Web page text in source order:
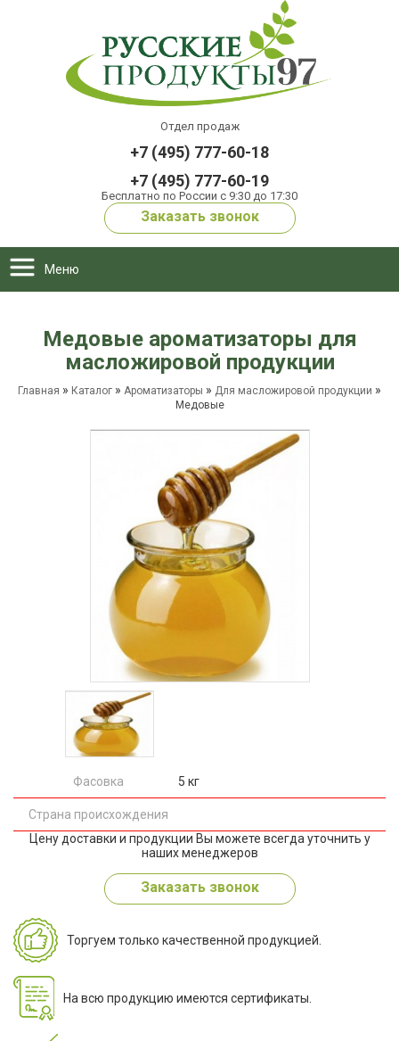
Отдел продаж
+7 (495) 777-60-18
+7 (495) 777-60-19
Бесплатно по России с 9:30 до 17:30
Заказать звонок
Меню
Медовые ароматизаторы для
масложировой продукции
Главная » Каталог » Ароматизаторы » Для масложировой продукции »
Медовые
Фасовка 5 кг
Страна происхождения
Цену доставки и продукции Вы можете всегда уточнить у
наших менеджеров
Заказать звонок
Торгуем только качественной продукцией.
На всю продукцию имеются сертификаты.